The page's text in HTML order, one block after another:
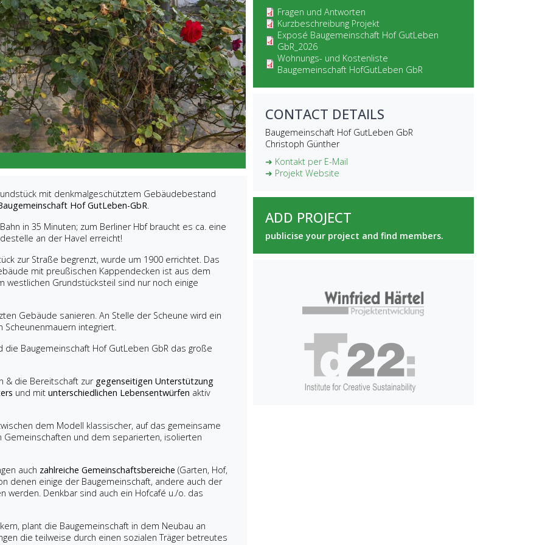
mit denkmalgeschütztem Gebäudebestand
Hof GutLeben-GbR
in 35 Minuten; zum Berliner Hbf braucht es ca. eine
an der Havel erreicht!
zur Straße begrenzt, wurde um 1900 errichtet. Das
mit preußischen Kappendecken ist aus dem
westlichen Grundstücksteil sind nur noch einige
Gebäude sanieren. An Stelle der Scheune wird ein
integriert.
die Baugemeinschaft Hof GutLeben GbR das große
& die Bereitschaft zur gegenseitigen Unterstützung
und mit unterschiedlichen Lebensentwürfen aktiv
dem Modell klassischer, auf das gemeinsame
und dem separierten, isolierten
auch zahlreiche Gemeinschaftsbereiche (Garten, Hof,
denen einige der Baugemeinschaft, andere auch der
werden. Denkbar sind auch ein Hofcafé u./o. das
plant die Baugemeinschaft in dem Neubau an
die teilweise durch einen sozialen Träger betreutes
Fragen und Antworten
Kurzbeschreibung Projekt
Exposé Baugemeinschaft Hof GutLeben
GbR_2026
Wohnungs- und Kostenliste
Baugemeinschaft HofGutLeben GbR
CONTACT DETAILS
Baugemeinschaft Hof GutLeben GbR
Christoph Günther
➜ Kontakt per E-Mail
➜ Projekt Website
ADD PROJECT
publicise your project and find members.